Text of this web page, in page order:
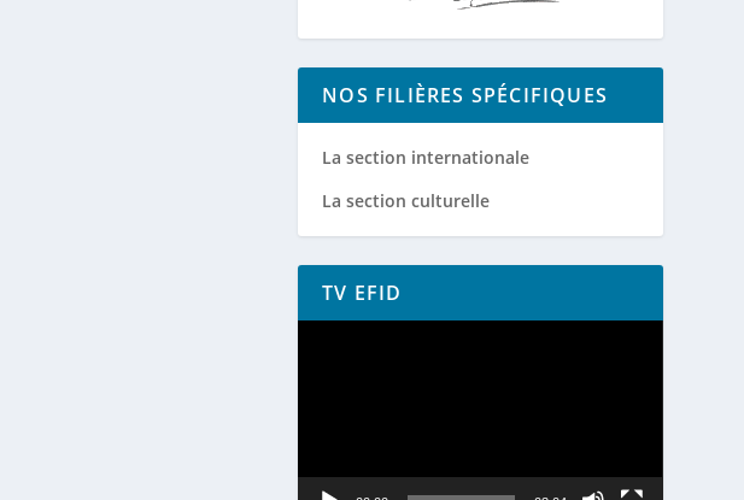
NOS FILIÈRES SPÉCIFIQUES
La section internationale
La section culturelle
TV EFID
Lecteur